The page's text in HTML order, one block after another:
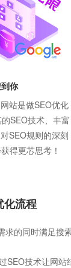
你
站是做SEO优化
SEO技术、丰富
SEO规则的深刻
得更芯思考！
化流程
求的同时满足搜
SEO技术让网站